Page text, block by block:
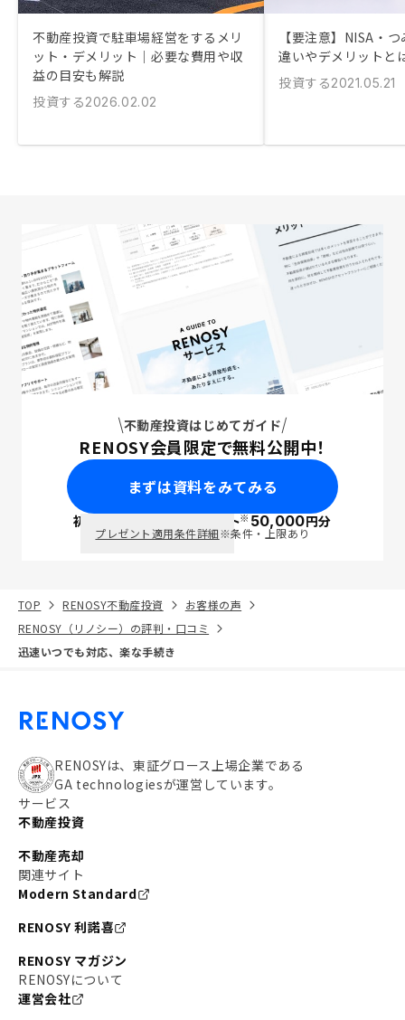
不動産投資で駐車場経営をするメリ
ット・デメリット｜必要な費用や収
益の目安も解説
投資する2026.02.02
【要注意】NISA・
違いやデメリットと
投資する2021.05.21
不動産投資はじめてガイド
RENOSY会員限定で無料公開中！
まずは資料をみてみる
初回面談で ポイント※50,000円分
プレゼント適用条件詳細※条件・上限あり
TOP RENOSY不動産投資
お客様の声
RENOSY（リノシー）の評判・口コミ
迅速いつでも対応、楽な手続き
RENOSYは、東証グロース上場企業である
GA technologiesが運営しています。
サービス
不動産投資
不動産売却
関連サイト
Modern Standard
RENOSY 利諾喜
RENOSY マガジン
RENOSYについて
運営会社